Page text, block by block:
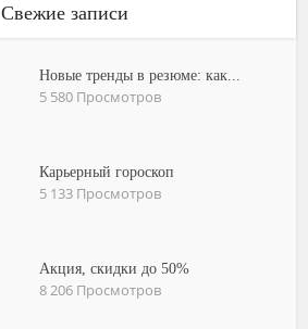
Свежие записи
Новые тренды в резюме: как...
5 580 Просмотров
Карьерный гороскоп
5 133 Просмотров
Акция, скидки до 50%
8 206 Просмотров